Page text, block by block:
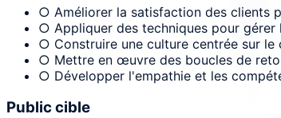
○ Améliorer la satisfaction des clients
○ Appliquer des techniques pour gérer
○ Construire une culture centrée sur le
○ Mettre en œuvre des boucles de
○ Développer l'empathie et les
Public cible